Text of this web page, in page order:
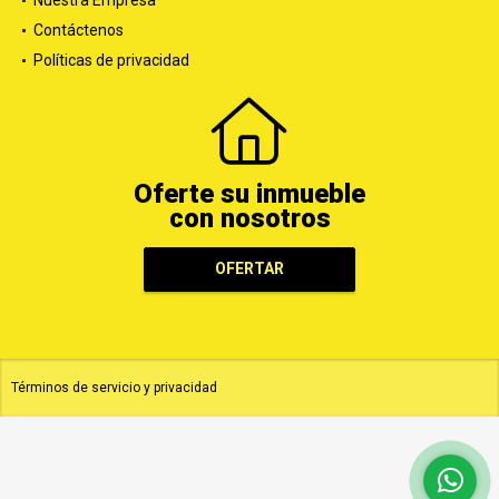
Nuestra Empresa
Contáctenos
Oferte su inmueble
con nosotros
OFERTAR
Términos de servicio y privacidad